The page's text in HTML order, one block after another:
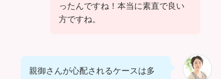
ったんですね！本当に素直で良い
方ですね。
親御さんが心配されるケースは多